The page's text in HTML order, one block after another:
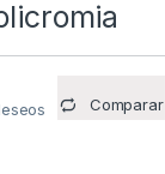
Comparar